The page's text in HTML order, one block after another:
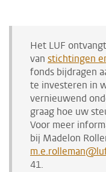
Het LUF
van stichtingen
fonds bijdragen
te investeren in
vernieuwend
graag hoe uw
Voor meer
bij Madelon
41.